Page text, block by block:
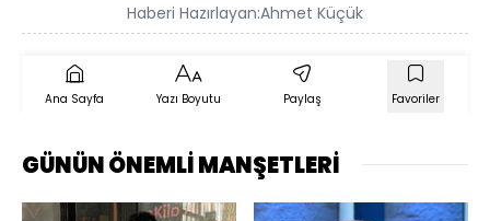
Haberi Hazırlayan:Ahmet Küçük
Ana Sayfa Yazı Boyutu Paylaş Favoriler
GÜNÜN ÖNEMLİ MANŞETLERİ